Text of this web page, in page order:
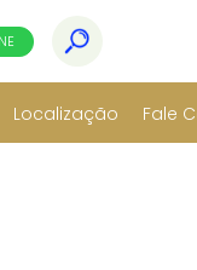
Localização Fale